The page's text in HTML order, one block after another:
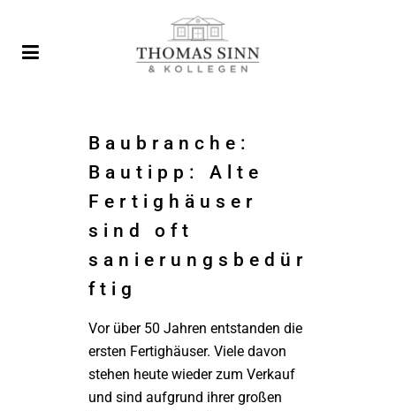
Baubranche:
Bautipp: Alte
Fertighäuser
sind oft
sanierungsbedür
ftig
Vor über 50 Jahren entstanden die
ersten Fertighäuser. Viele davon
stehen heute wieder zum Verkauf
und sind aufgrund ihrer großen